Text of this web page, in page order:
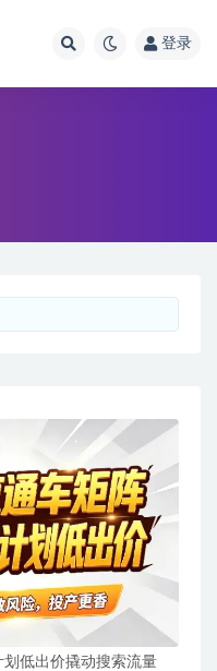
登录
划低出价撬动搜索流量